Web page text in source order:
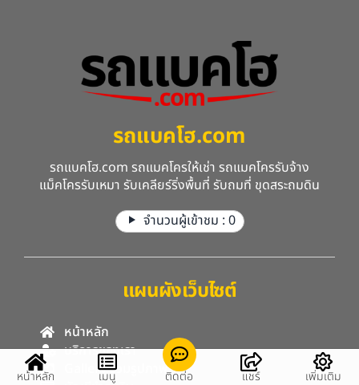
รถแบคโฮ.com
รถแบคโฮ.com รถแมคโครให้เช่า รถแมคโครรับจ้าง
แม็คโครรับเหมา รับเคลียร์ริ่งพื้นที่ รับถมที่ ขุดสระถมดิน
จำนวนผู้เข้าชม : 0
แผนผังเว็บไซต์
หน้าหลัก
บริการของเรา
Gallery รวมรูปภาพ
หน้าหลัก เมนู ติดต่อ แชร์ เพิ่มเติม